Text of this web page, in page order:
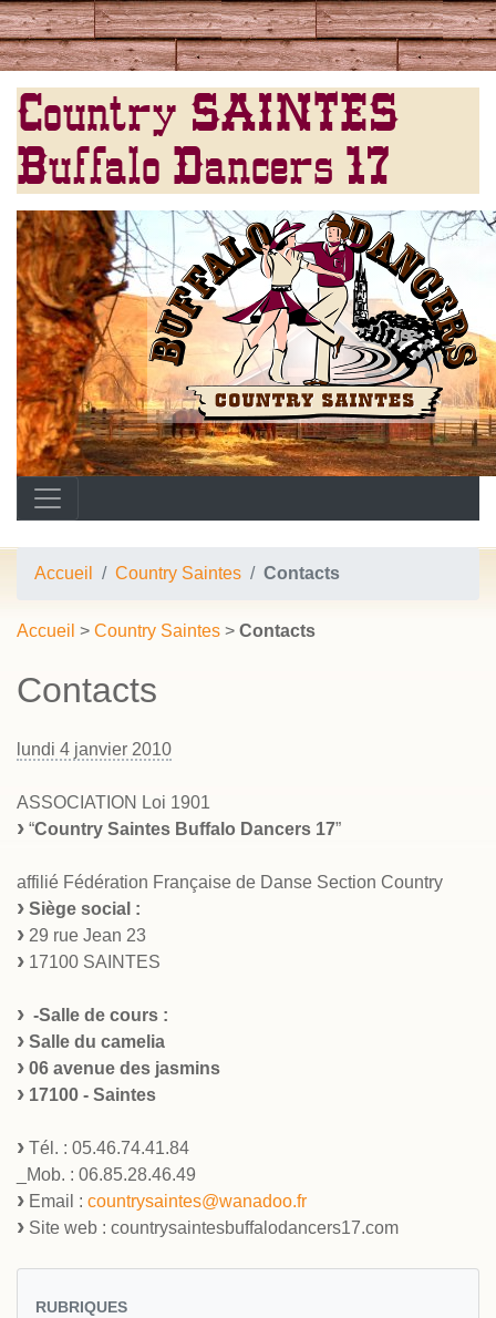
Country SAINTES
Buffalo Dancers 17
Accueil Country Saintes Contacts
Accueil > Country Saintes > Contacts
Contacts
lundi 4 janvier 2010
ASSOCIATION Loi 1901
“Country Saintes Buffalo Dancers 17”
affilié Fédération Française de Danse Section Country
Siège social :
29 rue Jean 23
17100 SAINTES
-Salle de cours :
Salle du camelia
06 avenue des jasmins
17100 - Saintes
Tél. : 05.46.74.41.84
_Mob. : 06.85.28.46.49
Email : countrysaintes@wanadoo.fr
Site web : countrysaintesbuffalodancers17.com
RUBRIQUES